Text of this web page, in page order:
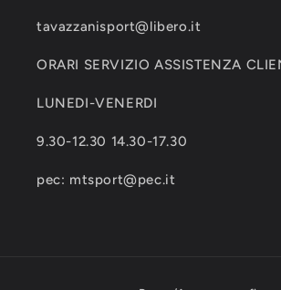
tavazzanisport@libero.it
ORARI SERVIZIO ASSISTENZA
LUNEDI-VENERDI
9.30-12.30 14.30-17.30
pec: mtsport@pec.it